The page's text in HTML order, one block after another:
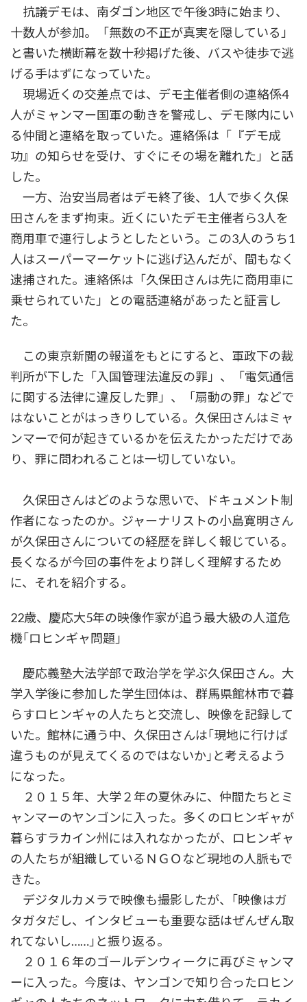
抗議デモは、南ダゴン地区で午後3時に始まり、
十数人が参加。「無数の不正が真実を隠している」
と書いた横断幕を数十秒掲げた後、バスや徒歩で逃
げる手はずになっていた。
現場近くの交差点では、デモ主催者側の連絡係4
人がミャンマー国軍の動きを警戒し、デモ隊内にい
る仲間と連絡を取っていた。連絡係は「『デモ成
功』の知らせを受け、すぐにその場を離れた」と話
した。
一方、治安当局者はデモ終了後、1人で歩く久保
田さんをまず拘束。近くにいたデモ主催者ら3人を
商用車で連行しようとしたという。この3人のうち1
人はスーパーマーケットに逃げ込んだが、間もなく
逮捕された。連絡係は「久保田さんは先に商用車に
乗せられていた」との電話連絡があったと証言し
た。
この東京新聞の報道をもとにすると、軍政下の裁
判所が下した「入国管理法違反の罪」、「電気通信
に関する法律に違反した罪」、「扇動の罪」などで
はないことがはっきりしている。久保田さんはミャ
ンマーで何が起きているかを伝えたかっただけであ
り、罪に問われることは一切していない。
久保田さんはどのような思いで、ドキュメント制
作者になったのか。ジャーナリストの小島寛明さん
が久保田さんについての経歴を詳しく報じている。
長くなるが今回の事件をより詳しく理解するため
に、それを紹介する。
22歳、慶応大5年の映像作家が追う最大級の人道危
機｢ロヒンギャ問題｣
慶応義塾大法学部で政治学を学ぶ久保田さん。大
学入学後に参加した学生団体は、群馬県館林市で暮
らすロヒンギャの人たちと交流し、映像を記録して
いた。館林に通う中、久保田さんは｢現地に行けば
違うものが見えてくるのではないか｣と考えるよう
になった。
２０１５年、大学２年の夏休みに、仲間たちとミ
ャンマーのヤンゴンに入った。多くのロヒンギャが
暮らすラカイン州には入れなかったが、ロヒンギャ
の人たちが組織しているＮＧＯなど現地の人脈もで
きた。
デジタルカメラで映像も撮影したが、｢映像はガ
タガタだし、インタビューも重要な話はぜんぜん取
れてないし……｣と振り返る。
２０１６年のゴールデンウィークに再びミャンマ
ーに入った。今度は、ヤンゴンで知り合ったロヒン